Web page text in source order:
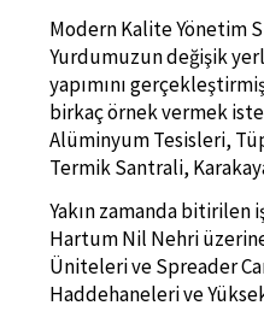
Modern Kalite Yönetim
Yurdumuzun değişik
yapımını
birkaç örnek vermek
Alüminyum Tesisleri,
Termik Santrali,
Yakın zamanda bitirilen
Hartum Nil Nehri
Üniteleri ve Spreader
Haddehaneleri ve